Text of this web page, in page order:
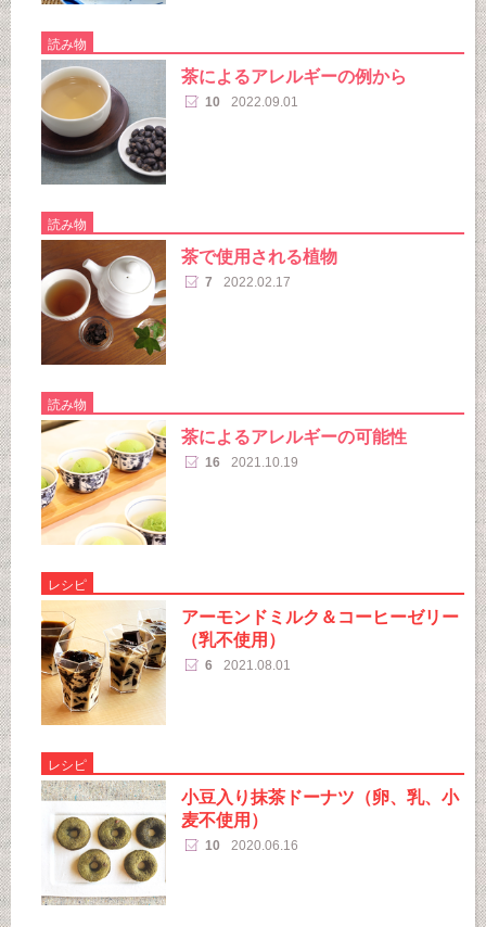
読み物
茶によるアレルギーの例から
10 2022.09.01
読み物
茶で使用される植物
7 2022.02.17
読み物
茶によるアレルギーの可能性
16 2021.10.19
レシピ
アーモンドミルク＆コーヒーゼリー
（乳不使用）
6 2021.08.01
レシピ
小豆入り抹茶ドーナツ（卵、乳、小
麦不使用）
10 2020.06.16